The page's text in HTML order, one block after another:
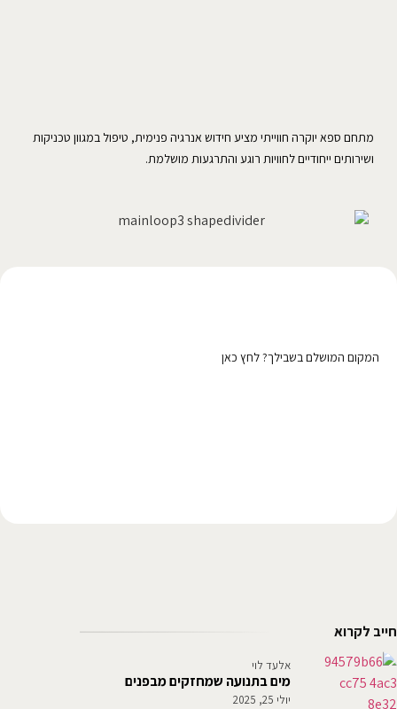
מתחם ספא יוקרה חווייתי מציע חידוש אנרגיה פנימית, טיפול במגוון טכניקות
ושירותים ייחודיים לחוויות רוגע והתרגעות מושלמת.
המקום המושלם בשבילך? לחץ כאן
חייב לקרוא
מים בתנועה שמחזקים מבפנים
אלעד לוי
יולי 25, 2025